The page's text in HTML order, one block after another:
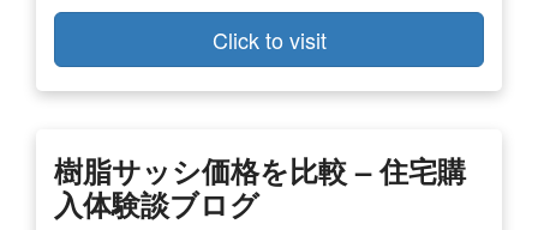
Click to visit
樹脂サッシ価格を比較 – 住宅購
入体験談ブログ